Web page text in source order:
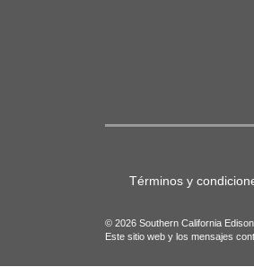
Footer
horizontal
Términos y
© 2026 Southern California Edison
Este sitio web y los mensajes